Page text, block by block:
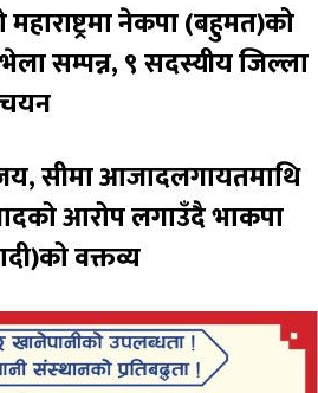
नेकपा (बहुमत)को
सम्पन्न, ९ सदस्यीय जिल्ला
सीमा आजादलगायतमाथि
आरोप लगाउँदै भाकपा
वक्तव्य